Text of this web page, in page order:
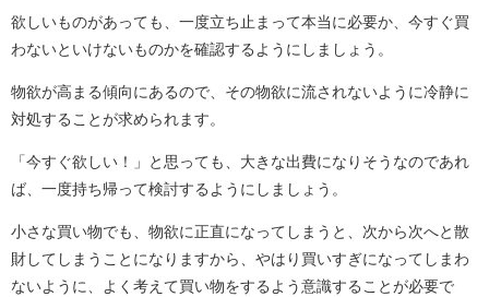
欲しいものがあっても、一度立ち止まって本当に必要か、今すぐ買
わないといけないものかを確認するようにしましょう。
物欲が高まる傾向にあるので、その物欲に流されないように冷静に
対処することが求められます。
「今すぐ欲しい！」と思っても、大きな出費になりそうなのであれ
ば、一度持ち帰って検討するようにしましょう。
小さな買い物でも、物欲に正直になってしまうと、次から次へと散
財してしまうことになりますから、やはり買いすぎになってしまわ
ないように、よく考えて買い物をするよう意識することが必要で